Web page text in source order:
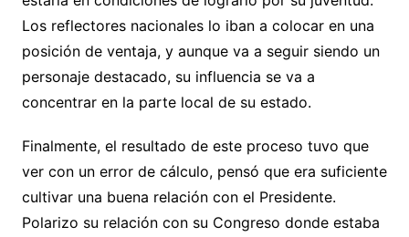
Los reflectores nacionales lo iban a colocar en una
posición de ventaja, y aunque va a seguir siendo un
personaje destacado, su influencia se va a
concentrar en la parte local de su estado.
Finalmente, el resultado de este proceso tuvo que
ver con un error de cálculo, pensó que era suficiente
cultivar una buena relación con el Presidente.
Polarizo su relación con su Congreso donde estaba